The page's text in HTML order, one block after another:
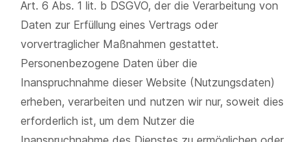
Art. 6 Abs. 1 lit. b DSGVO, der die Verarbeitung von
Daten zur Erfüllung eines Vertrags oder
vorvertraglicher Maßnahmen gestattet.
Personenbezogene Daten über die
Inanspruchnahme dieser Website (Nutzungsdaten)
erheben, verarbeiten und nutzen wir nur, soweit dies
erforderlich ist, um dem Nutzer die